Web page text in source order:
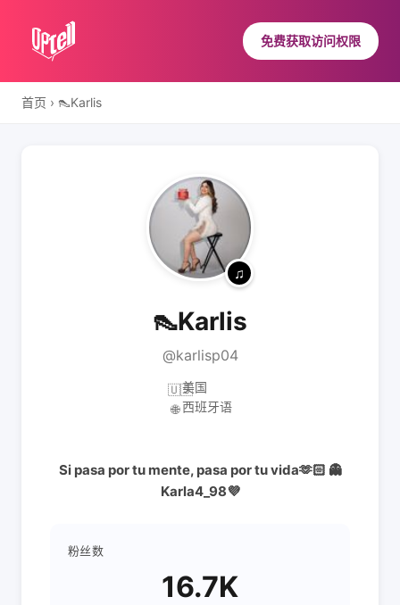
免费获取访问权限
首页 › 👠Karlis
👠Karlis
@karlisp04
🇺🇸美国
🌐 西班牙语
Si pasa por tu mente, pasa por tu vida🫶🏻 👻
Karla4_98💜
粉丝数
16.7K